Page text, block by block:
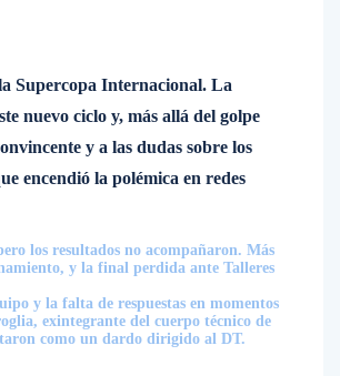
Supercopa Internacional. La
nuevo ciclo y, más allá del golpe
y a las dudas sobre los
encendió la polémica en redes
los resultados no acompañaron. Más
y la final perdida ante Talleres
y la falta de respuestas en momentos
exintegrante del cuerpo técnico de
como un dardo dirigido al DT.